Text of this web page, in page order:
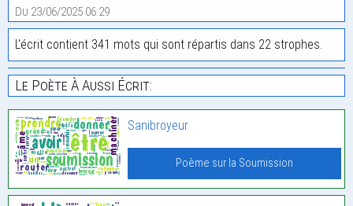
Du 23/06/2025 06:29
L'écrit contient 341 mots qui sont répartis dans 22 strophes.
Le Poète À Aussi Écrit:
Sanibroyeur
Poème sur la Soumission